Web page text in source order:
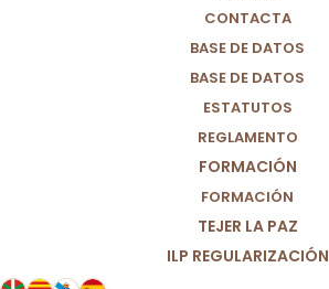
CONTACTA
BASE DE DATOS
BASE DE DATOS
ESTATUTOS
REGLAMENTO
FORMACIÓN
FORMACIÓN
TEJER LA PAZ
ILP REGULARIZACIÓN